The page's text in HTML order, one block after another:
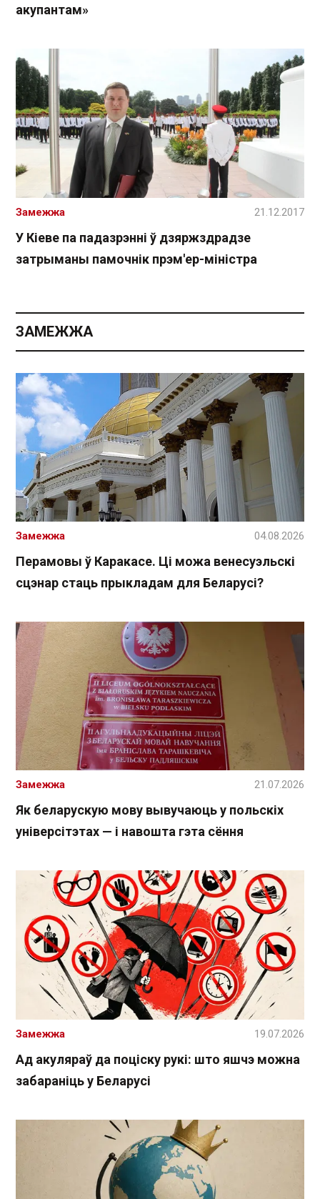
акупантам»
У Кіеве па падазрэнні ў дзяржздрадзе
затрыманы памочнік прэм'ер-міністра
Замежжа 21.12.2017
ЗАМЕЖЖА
Перамовы ў Каракасе. Ці можа венесуэльскі
сцэнар стаць прыкладам для Беларусі?
Замежжа 04.08.2026
Як беларускую мову вывучаюць у польскіх
універсітэтах — і навошта гэта сёння
Замежжа 21.07.2026
Ад акуляраў да поціску рукі: што яшчэ можна
забараніць у Беларусі
Замежжа 19.07.2026